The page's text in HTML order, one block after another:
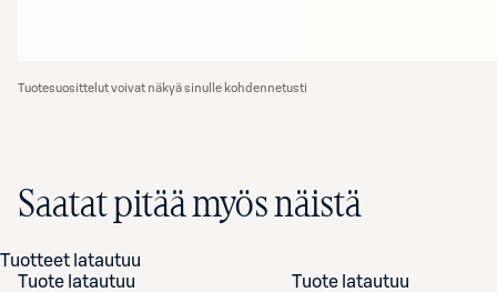
Tuotesuosittelut voivat näkyä sinulle kohdennetusti
Saatat pitää myös näistä
Tuotteet latautuu
Tuote latautuu
Tuote latautuu